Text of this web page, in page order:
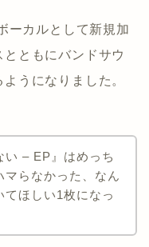
ーカルとして新規加
ともにバンドサウ
うになりました。
い – EP』はめっち
マらなかった、なん
ほしい1枚になっ